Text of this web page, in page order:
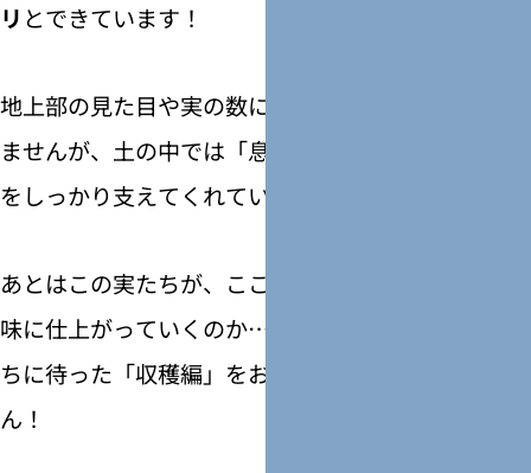
リ とできています！
地上部の見た目や実の数にはまだ大きな差は見られ
ませんが、土の中では「息吹プレミアム」が根っこ
をしっかり支えてくれているはず。
あとはこの実たちが、ここからどう色づき、どんな
味に仕上がっていくのか……。 いよいよ次回は、待
ちに待った「収穫編」をお届けできるかもしれませ
ん！